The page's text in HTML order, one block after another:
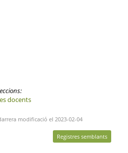
docents
modificació el 2023-02-04
Registres semblants